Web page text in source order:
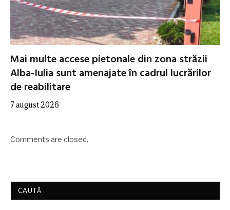
Mai multe accese pietonale din zona străzii
Alba-Iulia sunt amenajate în cadrul lucrărilor
de reabilitare
7 august 2026
Comments are closed.
CAUTĂ